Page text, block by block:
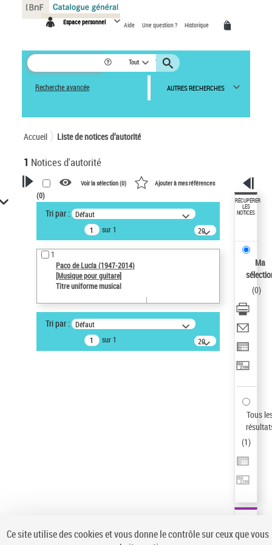
Espace personnel Aide Une question ? Historique
Tout
Recherche avancée AUTRES RECHERCHES
Accueil Liste de notices d’autorité
1 Notices d'autorité
VOTRE RECHERCHE
Recherche avancée dans les
notices d’autorité
Œuvres liées à l'auteur :
Paco de Lucía (1947-2014)
Type de notice d'autorité
Sauvegarder votre recherche
AFFINER
Voir la sélection (0) Ajouter à mes références
(0)
Tri par : Défaut
sur 1
20
résultats/page
1
Paco de Lucía (1947-2014)
[Musique pour guitare]
Titre uniforme musical
Tri par : Défaut
sur 1
20
résultats/page
RÉCUPÉRER
LES
NOTICES
Ma
(0)
Tous
(1)
Panneau de gestion des cookies
Ce site utilise des cookies et vous donne le contrôle sur ceux que vous